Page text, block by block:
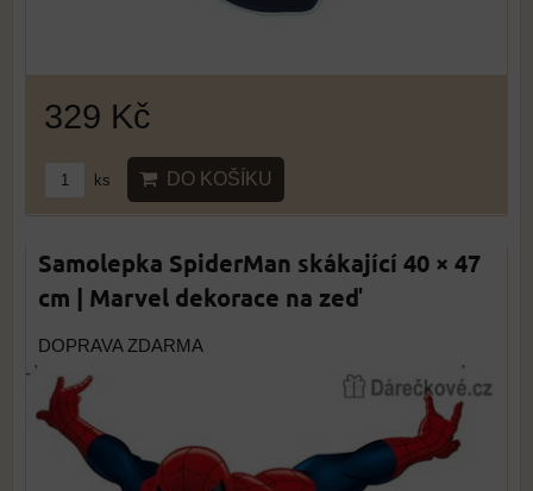
329 Kč
ks DO KOŠÍKU
Samolepka SpiderMan skákající 40 × 47
cm | Marvel dekorace na zeď
DOPRAVA ZDARMA